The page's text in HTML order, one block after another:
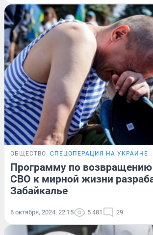
ОБЩЕСТВО СПЕЦОПЕРАЦИЯ НА УКРАИНЕ
Программу по
СВО к мирной жизни
Забайкалье
6 октября, 2024, 22:15 5 481 29